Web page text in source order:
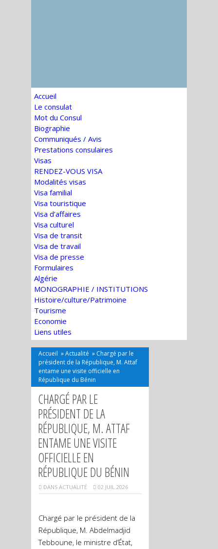
Accueil
Le consulat
Mot du Consul
Biographie
Communiqués / Avis
Prestations consulaires
Visas
RENDEZ-VOUS VISA
Modalités visas
Visa familial
Visa touristique
Visa d’affaires
Visa culturel
Visa de transit
Visa de travail
Visa de presse
Formulaires
Algérie
MONOGRAPHIE / INSTITUTIONS
Histoire/culture/Patrimoine
Tourisme
Economie
Liens utiles
Accueil »Actualité » Chargé par le
président de la République, M. Attaf
entame une visite officielle en
République du Bénin
CHARGÉ PAR LE
PRÉSIDENT DE LA
RÉPUBLIQUE, M. ATTAF
ENTAME UNE VISITE
OFFICIELLE EN
RÉPUBLIQUE DU BÉNIN
DANS ACTUALITÉ 02 JUIL 2026
Chargé par le président de la
République, M. Abdelmadjid
Tebboune, le ministre d’État,